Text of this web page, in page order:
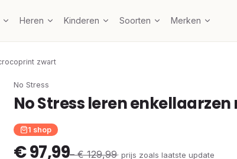
Heren Kinderen Soorten Merken
zwart
No Stress
No Stress leren
1 shop
€ 97,99– € 129,99· prijs zoals laatste update